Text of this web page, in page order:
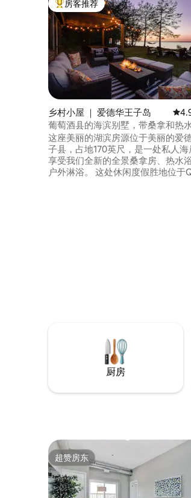
热门「房客推荐」
房客推荐
乡村小屋 ｜ 爱德华王子岛 平
葡萄酒县的海滨别墅，带桑拿和热
这座美丽的湖滨房源位于美丽的爱
子县，占地170英尺，是一处私人海
享受我们全新的全景桑拿房、热水
户外淋浴。 这处休闲度假胜地位于
厨房
超赞房东
超赞房东